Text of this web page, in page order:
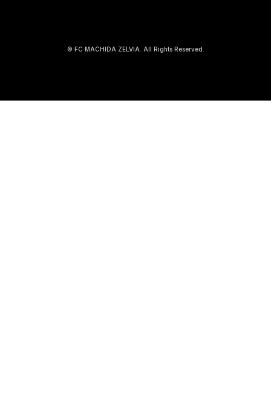
© FC MACHIDA ZELVIA. All Rights Reserved.